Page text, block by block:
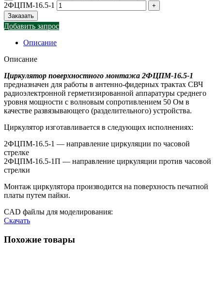
2ФЦПМ-16.5-1
Заказать
Добавить запрос
Описание
Описание
Циркулятор поверхностного монтажа 2ФЦПМ-16.5-1
предназначен для работы в антенно-фидерных трактах СВЧ
радиоэлектронной герметизированной аппаратуры среднего
уровня мощности с волновым сопротивлением 50 Ом в
качестве развязывающего (разделительного) устройства.
Циркулятор изготавливается в следующих исполнениях:
2ФЦПМ-16.5-1 — направление циркуляции по часовой
стрелке
2ФЦПМ-16.5-1П — направление циркуляции против часовой
стрелки
Монтаж циркулятора производится на поверхность печатной
платы путем пайки.
CAD файлы для моделирования:
Скачать
Похожие товары